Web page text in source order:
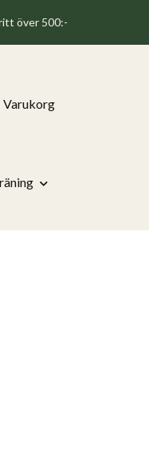
över 500:-
Varukorg